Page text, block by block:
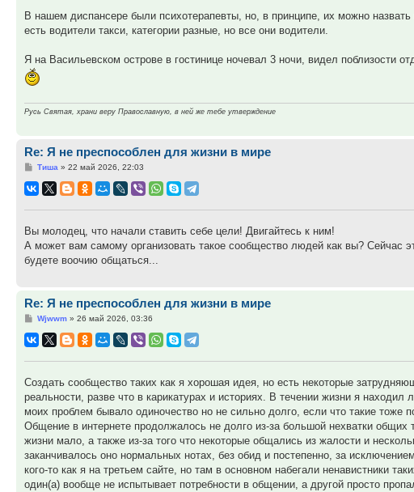
В нашем диспансере были психотерапевты, но, в принципе, их можно
есть водители такси, категории разные, но все они водители.
Я на Васильевском острове в гостинице ночевал 3 ночи, видел поблизости
Русь Святая, храни веру Православную, в ней же тебе утверждение
Re: Я не преспособлен для жизни в мире
Сообщение
Тиша» 22 май 2026, 22:03
Вы молодец, что начали ставить себе цели! Двигайтесь к ним!
А может вам самому организовать такое сообщество людей как вы? Сейчас
будете воочию общаться...
Re: Я не преспособлен для жизни в мире
Сообщение
Wjwwm» 26 май 2026, 03:36
Создать сообщество таких как я хорошая идея, но есть некоторые
реальности, разве что в карикатурах и историях. В течении жизни я
моих проблем бывало одиночество но не сильно долго, если что такие
Общение в интернете продолжалось не долго из-за большой нехватки
жизни мало, а также из-за того что некоторые общались из жалости и
заканчивалось оно нормальных нотах, без обид и постепенно, за
кого-то как я на третьем сайте, но там в основном набегали ненавистники
один(а) вообще не испытывает потребности в общении, а другой просто